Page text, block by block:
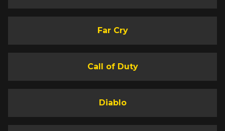
Far Cry
Call of Duty
Diablo